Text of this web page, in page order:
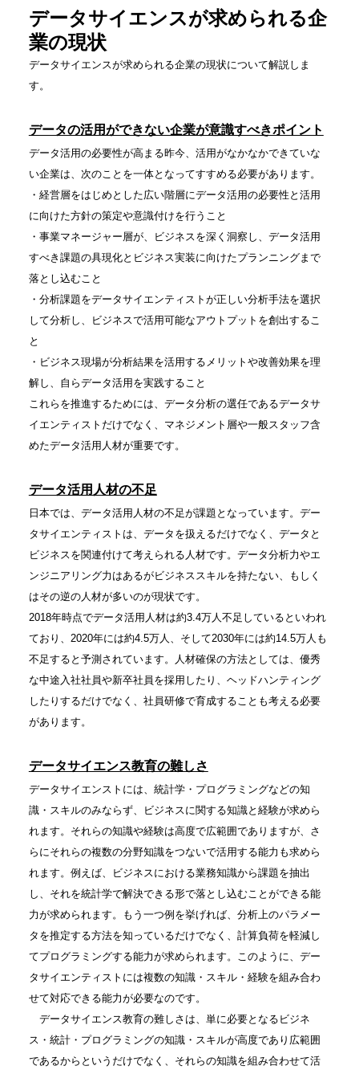
データサイエンスが求められる企
業の現状
データサイエンスが求められる企業の現状について解説しま
す。
データの活用ができない企業が意識すべきポイント
データ活用の必要性が高まる昨今、活用がなかなかできていな
い企業は、次のことを一体となってすすめる必要があります。
・経営層をはじめとした広い階層にデータ活用の必要性と活用
に向けた方針の策定や意識付けを行うこと
・事業マネージャー層が、ビジネスを深く洞察し、データ活用
すべき課題の具現化とビジネス実装に向けたプランニングまで
落とし込むこと
・分析課題をデータサイエンティストが正しい分析手法を選択
して分析し、ビジネスで活用可能なアウトプットを創出するこ
と
・ビジネス現場が分析結果を活用するメリットや改善効果を理
解し、自らデータ活用を実践すること
これらを推進するためには、データ分析の選任であるデータサ
イエンティストだけでなく、マネジメント層や一般スタッフ含
めたデータ活用人材が重要です。
データ活用人材の不足
日本では、データ活用人材の不足が課題となっています。デー
タサイエンティストは、データを扱えるだけでなく、データと
ビジネスを関連付けて考えられる人材です。データ分析力やエ
ンジニアリング力はあるがビジネススキルを持たない、もしく
はその逆の人材が多いのが現状です。
2018年時点でデータ活用人材は約3.4万人不足しているといわれ
ており、2020年には約4.5万人、そして2030年には約14.5万人も
不足すると予測されています。人材確保の方法としては、優秀
な中途入社社員や新卒社員を採用したり、ヘッドハンティング
したりするだけでなく、社員研修で育成することも考える必要
があります。
データサイエンス教育の難しさ
データサイエンストには、統計学・プログラミングなどの知
識・スキルのみならず、ビジネスに関する知識と経験が求めら
れます。それらの知識や経験は高度で広範囲でありますが、さ
らにそれらの複数の分野知識をつないで活用する能力も求めら
れます。例えば、ビジネスにおける業務知識から課題を抽出
し、それを統計学で解決できる形で落とし込むことができる能
力が求められます。もう一つ例を挙げれば、分析上のパラメー
タを推定する方法を知っているだけでなく、計算負荷を軽減し
てプログラミングする能力が求められます。このように、デー
タサイエンティストには複数の知識・スキル・経験を組み合わ
せて対応できる能力が必要なのです。
データサイエンス教育の難しさは、単に必要となるビジネ
ス・統計・プログラミングの知識・スキルが高度であり広範囲
であるからというだけでなく、それらの知識を組み合わせて活